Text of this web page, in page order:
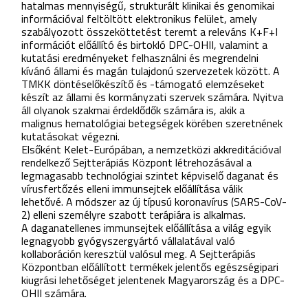
hatalmas mennyiségű, strukturált klinikai és genomikai
információval feltöltött elektronikus felület, amely
szabályozott összeköttetést teremt a releváns K+F+I
információt előállító és birtokló DPC-OHII, valamint a
kutatási eredményeket felhasználni és megrendelni
kívánó állami és magán tulajdonú szervezetek között. A
TMKK döntéselőkészítő és -támogató elemzéseket
készít az állami és kormányzati szervek számára. Nyitva
áll olyanok szakmai érdeklődők számára is, akik a
malignus hematológiai betegségek körében szeretnének
kutatásokat végezni.
Elsőként Kelet-Európában, a nemzetközi akkreditációval
rendelkező Sejtterápiás Központ létrehozásával a
legmagasabb technológiai szintet képviselő daganat és
vírusfertőzés elleni immunsejtek előállítása válik
lehetővé. A módszer az új típusú koronavírus (SARS-CoV-
2) elleni személyre szabott terápiára is alkalmas.
A daganatellenes immunsejtek előállítása a világ egyik
legnagyobb gyógyszergyártó vállalatával való
kollaboráción keresztül valósul meg. A Sejtterápiás
Központban előállított termékek jelentős egészségipari
kiugrási lehetőséget jelentenek Magyarország és a DPC-
OHII számára.